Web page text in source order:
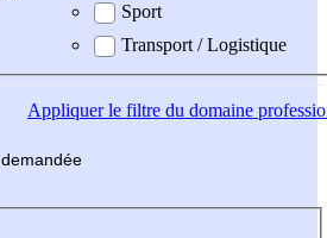
Sport
Transport / Logistique
Appliquerle filtre du domaine
demandée